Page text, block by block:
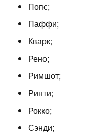
Попс;
Паффи;
Кварк;
Рено;
Римшот;
Ринти;
Рокко;
Сэнди;